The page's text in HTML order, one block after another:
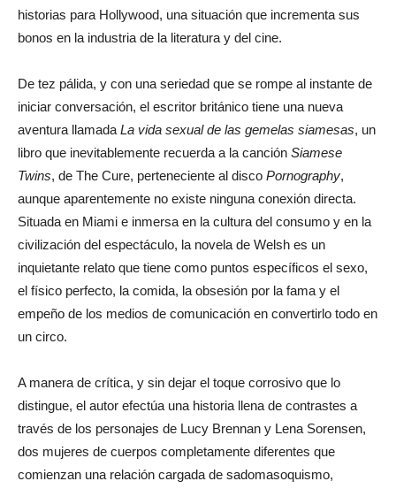
historias para Hollywood, una situación que incrementa sus
bonos en la industria de la literatura y del cine.
De tez pálida, y con una seriedad que se rompe al instante de
iniciar conversación, el escritor británico tiene una nueva
aventura llamada La vida sexual de las gemelas siamesas, un
libro que inevitablemente recuerda a la canción Siamese
Twins, de The Cure, perteneciente al disco Pornography,
aunque aparentemente no existe ninguna conexión directa.
Situada en Miami e inmersa en la cultura del consumo y en la
civilización del espectáculo, la novela de Welsh es un
inquietante relato que tiene como puntos específicos el sexo,
el físico perfecto, la comida, la obsesión por la fama y el
empeño de los medios de comunicación en convertirlo todo en
un circo.
A manera de crítica, y sin dejar el toque corrosivo que lo
distingue, el autor efectúa una historia llena de contrastes a
través de los personajes de Lucy Brennan y Lena Sorensen,
dos mujeres de cuerpos completamente diferentes que
comienzan una relación cargada de sadomasoquismo,